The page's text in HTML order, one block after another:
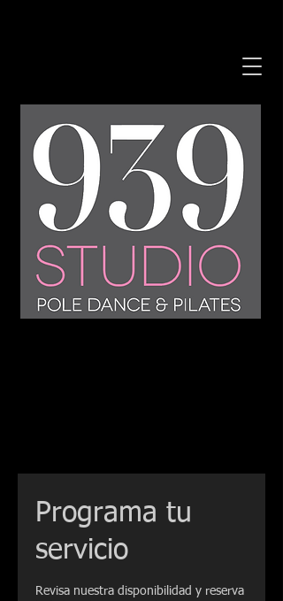
Programa tu
servicio
Revisa nuestra disponibilidad y reserva